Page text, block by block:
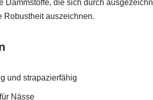
Dämmstoffe, die sich durch
Robustheit auszeichnen.
und strapazierfähig
Nässe